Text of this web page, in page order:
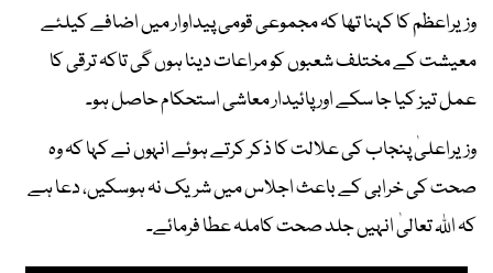
وزیراعظم کا کہنا تھا کہ مجموعی قومی پیداوار میں اضافے کیلئے
معیشت کے مختلف شعبوں کو مراعات دینا ہوں گی تاکہ ترقی کا
عمل تیز کیا جا سکے اور پائیدار معاشی استحکام حاصل ہو۔
وزیراعلیٰ پنجاب کی علالت کا ذکر کرتے ہوئے انہوں نے کہا کہ وہ
صحت کی خرابی کے باعث اجلاس میں شریک نہ ہوسکیں، دعا ہے
کہ اللہ تعالیٰ انہیں جلد صحت کاملہ عطا فرمائے۔